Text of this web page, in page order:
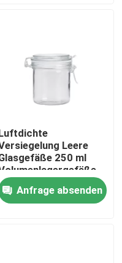
Leere
250 ml
Clip-Deckel
Anfrage absenden